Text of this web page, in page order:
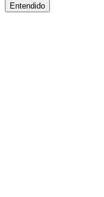
Entendido